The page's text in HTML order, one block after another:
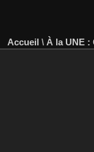
Accueil \ À la UNE :